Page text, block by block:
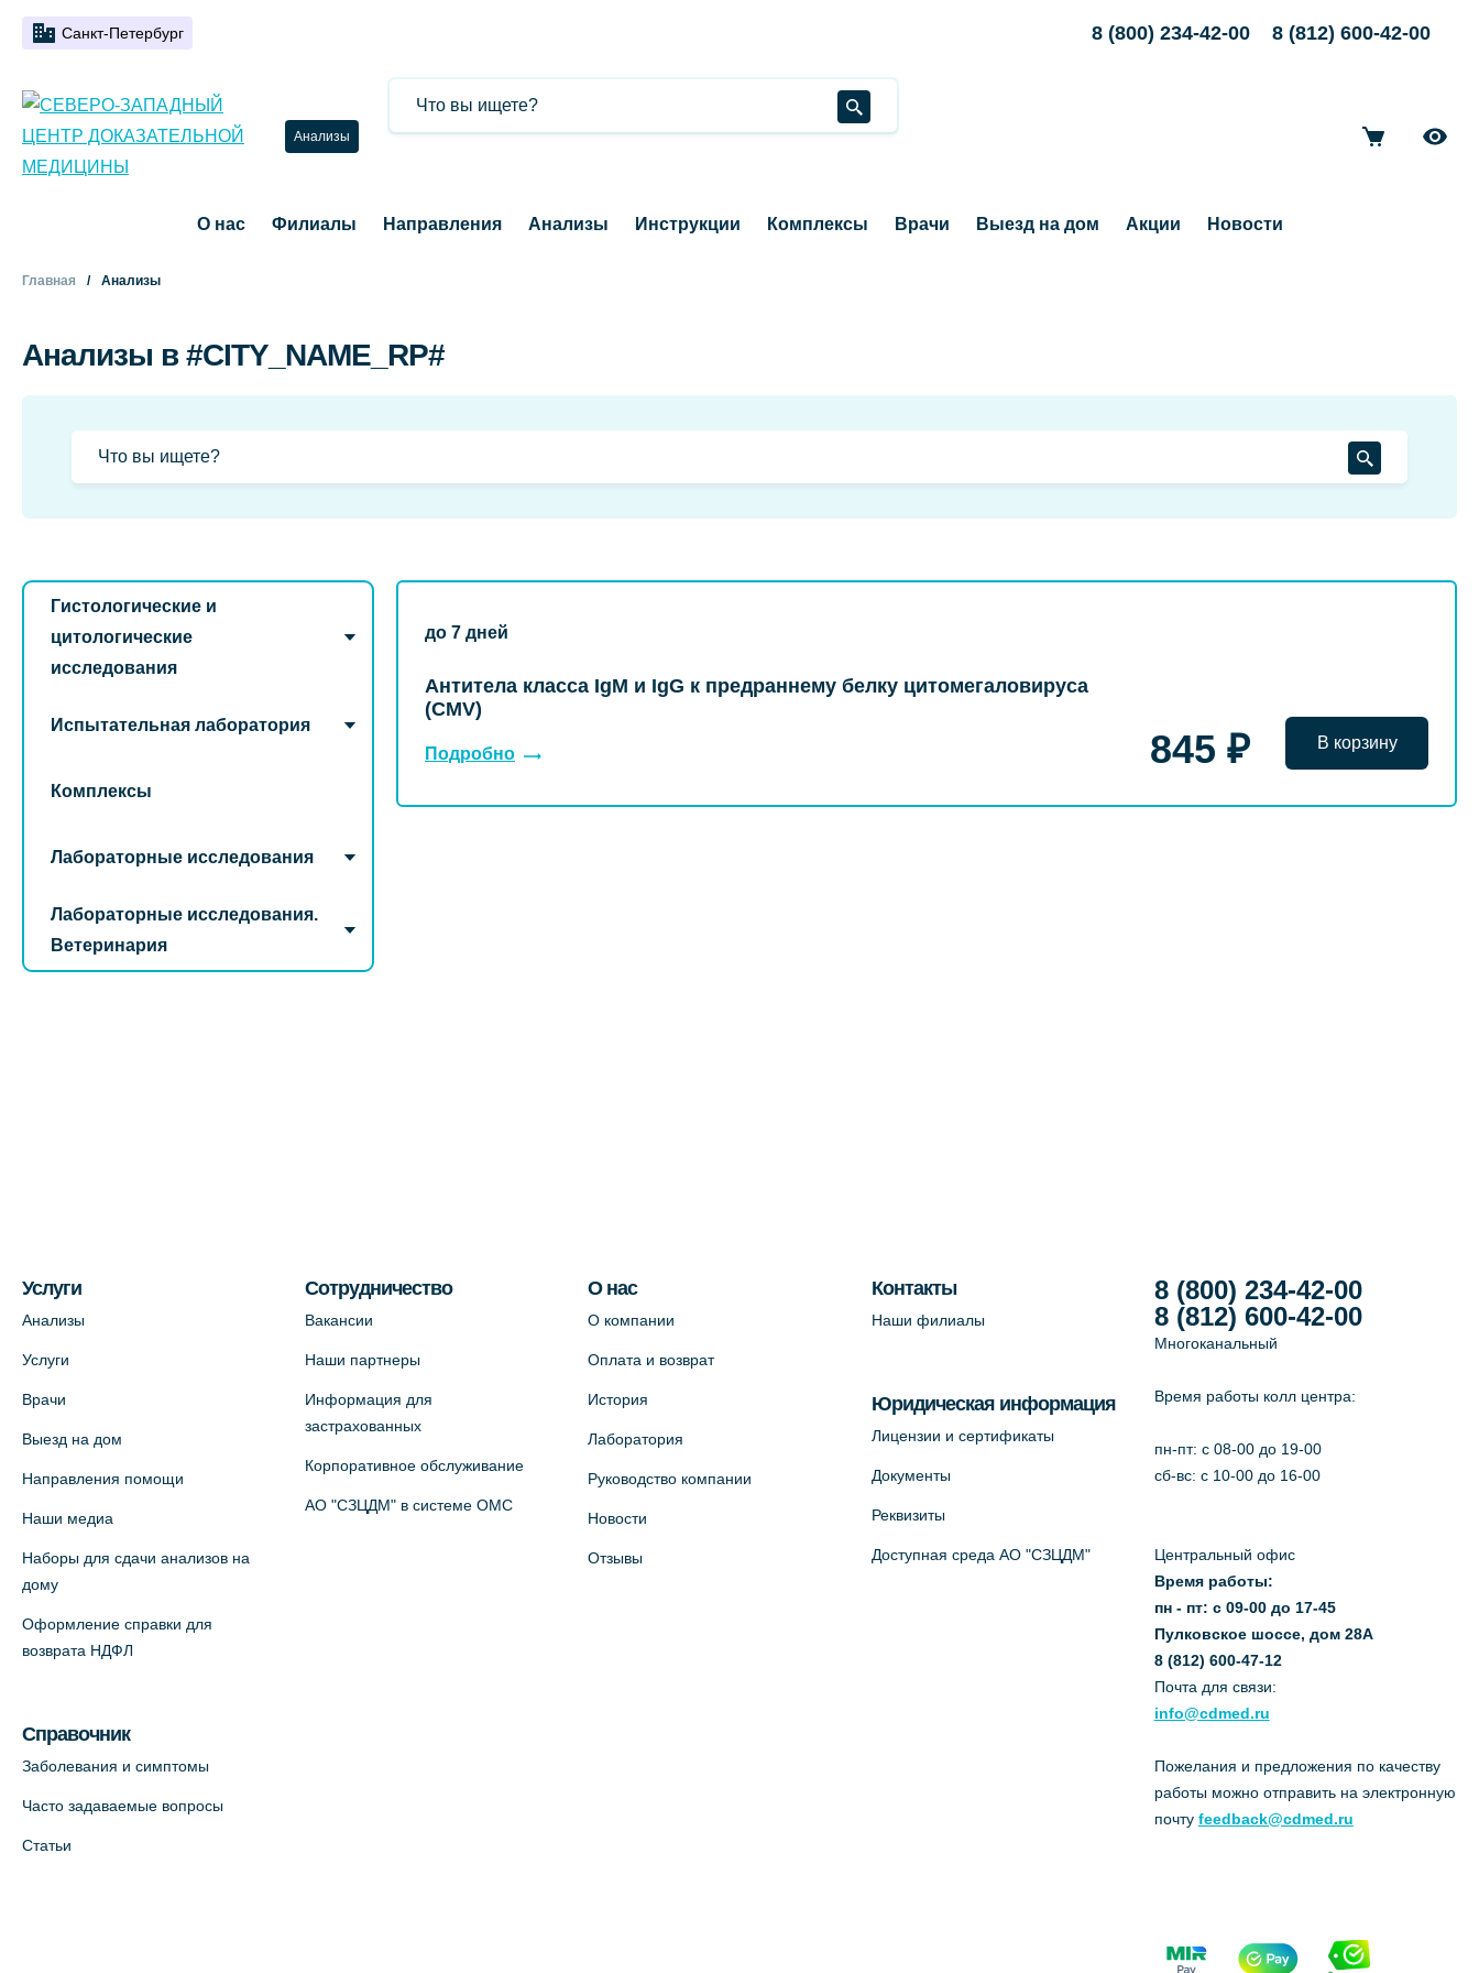
Санкт-Петербург 8 (800) 234-42-00 8 (812) 600-42-00
Анализы
О нас Филиалы Направления Анализы Инструкции Комплексы Врачи Выезд на дом Акции Новости
Главная Анализы
Анализы в #CITY_NAME_RP#
Гистологические и
цитологические
исследования
Испытательная лаборатория
Комплексы
Лабораторные исследования
Лабораторные исследования.
Ветеринария
до 7 дней
Антитела класса IgM и IgG к предраннему белку цитомегаловируса
(CMV)
Подробно 845 ₽ В корзину
Услуги
Анализы
Услуги
Врачи
Выезд на дом
Направления помощи
Наши медиа
Наборы для сдачи анализов на
дому
Оформление справки для
возврата НДФЛ
Справочник
Заболевания и симптомы
Часто задаваемые вопросы
Статьи
Сотрудничество
Вакансии
Наши партнеры
Информация для
застрахованных
Корпоративное обслуживание
АО "СЗЦДМ" в системе ОМС
О нас
О компании
Оплата и возврат
История
Лаборатория
Руководство компании
Новости
Отзывы
Контакты
Наши филиалы
Юридическая информация
Лицензии и сертификаты
Документы
Реквизиты
Доступная среда АО "СЗЦДМ"
8 (800) 234-42-00
8 (812) 600-42-00
Многоканальный
Время работы колл центра:
пн-пт: c 08-00 до 19-00
сб-вс: с 10-00 до 16-00
Центральный офис
Время работы:
пн - пт: с 09-00 до 17-45
Пулковское шоссе, дом 28А
8 (812) 600-47-12
Почта для связи:
info@cdmed.ru
Пожелания и предложения по качеству
работы можно отправить на электронную
почту feedback@cdmed.ru